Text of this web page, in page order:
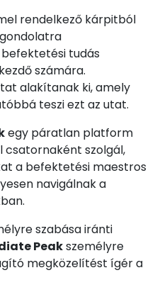
rendelkező kárpitból
tudás
számára.
alakítanak ki, amely
teszi ezt az utat.
egy páratlan platform
csatornaként szolgál,
a befektetési maestros
navigálnak a
szabása iránti
Peakszemélyre
megközelítést ígér a